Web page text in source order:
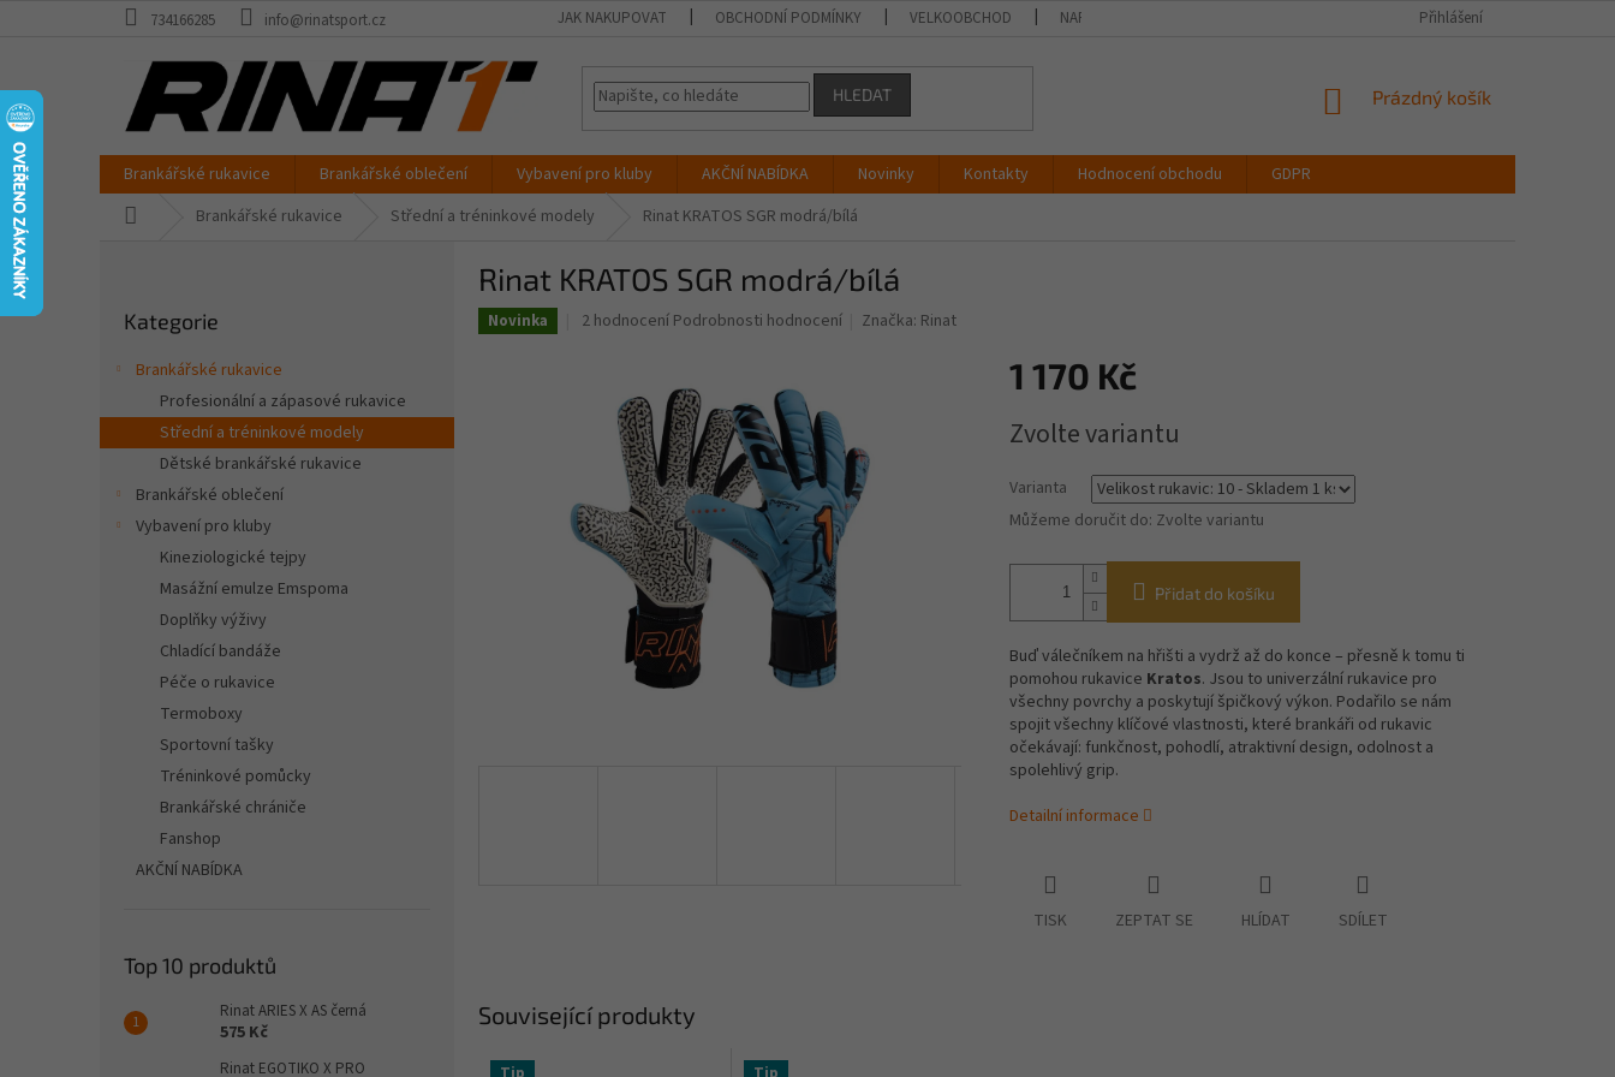
734166285 info@rinatsport.cz JAK NAKUPOVAT OBCHODNÍ PODMÍNKY VELKOOBCHOD NAPIŠTE NÁM VŠECHNY DRUHY
Přihlášení
HLEDAT
NÁKUPNÍ
Prázdný košík
Brankářské rukavice Brankářské oblečení Vybavení pro kluby AKČNÍ NABÍDKA Novinky Kontakty Hodnocení obchodu
GDPR
Brankářské rukavice Střední a tréninkové modely Rinat KRATOS SGR modrá/bílá
n
kategorie
Kategorie
Brankářské rukavice
Profesionální a zápasové rukavice
Střední a tréninkové modely
Dětské brankářské rukavice
Brankářské oblečení
Vybavení pro kluby
Kineziologické tejpy
Masážní emulze Emspoma
Doplňky výživy
Chladící bandáže
Péče o rukavice
Termoboxy
Sportovní tašky
Tréninkové pomůcky
Brankářské chrániče
Fanshop
AKČNÍ NABÍDKA
Top 10 produktů
Rinat ARIES X AS černá
575 Kč
Rinat EGOTIKO X PRO
Rinat KRATOS SGR modrá/bílá
Novinka
Průměrné
hvězdiček.
2 hodnocení Podrobnosti hodnocení Značka: Rinat
1 170 Kč
cena:
Zvolte variantu
Varianta
Můžeme doručit do: Zvolte variantu
Přidat do košíku
Buď válečníkem na hřišti a vydrž až do konce – přesně k tomu ti
pomohou rukavice Kratos. Jsou to univerzální rukavice pro
všechny povrchy a poskytují špičkový výkon. Podařilo se nám
spojit všechny klíčové vlastnosti, které brankáři od rukavic
očekávají: funkčnost, pohodlí, atraktivní design, odolnost a
spolehlivý grip.
Detailní informace
TISK ZEPTAT SE HLÍDAT SDÍLET
Související produkty